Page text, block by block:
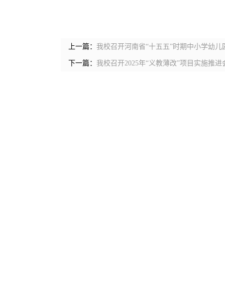
上一篇： 我校召开河南省“十五五”时期中小学幼
下一篇： 我校召开2025年“义教薄改”项目实施推进